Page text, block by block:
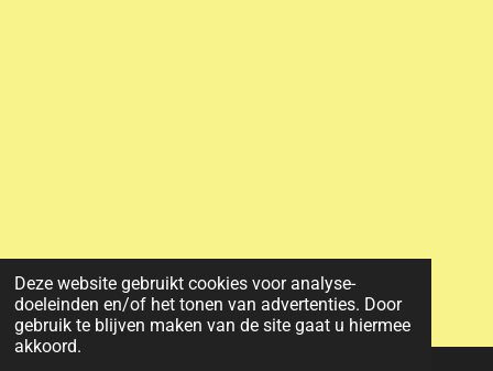
Deze website gebruikt cookies voor analyse-
doeleinden en/of het tonen van advertenties. Door
gebruik te blijven maken van de site gaat u hiermee
akkoord.